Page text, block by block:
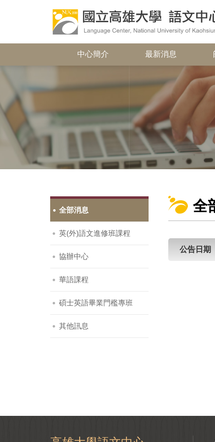
中心簡介 最新消息
全
公告日期
全部消息
英(外)語文進修班課程
協辦中心
華語課程
碩士英語畢業門檻專班
其他訊息